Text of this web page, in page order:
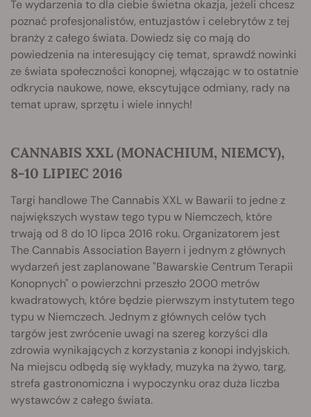
Te wydarzenia to dla ciebie świetna okazja, jeżeli chcesz
poznać profesjonalistów, entuzjastów i celebrytów z tej
branży z całego świata. Dowiedz się co mają do
powiedzenia na interesujący cię temat, sprawdź nowinki
ze świata społeczności konopnej, włączając w to ostatnie
odkrycia naukowe, nowe, ekscytujące odmiany, rady na
temat upraw, sprzętu i wiele innych!
CANNABIS XXL (MONACHIUM, NIEMCY),
8-10 LIPIEC 2016
Targi handlowe The Cannabis XXL w Bawarii to jedne z
największych wystaw tego typu w Niemczech, które
trwają od 8 do 10 lipca 2016 roku. Organizatorem jest
The Cannabis Association Bayern i jednym z głównych
wydarzeń jest zaplanowane "Bawarskie Centrum Terapii
Konopnych" o powierzchni przeszło 2000 metrów
kwadratowych, które będzie pierwszym instytutem tego
typu w Niemczech. Jednym z głównych celów tych
targów jest zwrócenie uwagi na szereg korzyści dla
zdrowia wynikających z korzystania z konopi indyjskich.
Na miejscu odbędą się wykłady, muzyka na żywo, targ,
strefa gastronomiczna i wypoczynku oraz duża liczba
wystawców z całego świata.